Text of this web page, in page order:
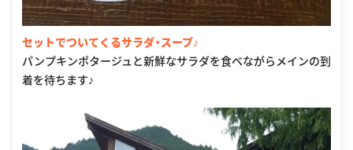
セットでついてくるサラダ・スープ♪
パンプキンポタージュと新鮮なサラダを食べながらメインの到
着を待ちます♪